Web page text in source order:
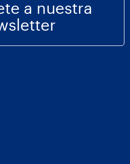
a nuestra